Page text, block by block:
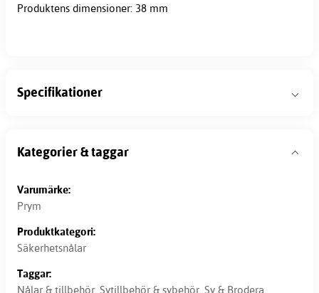
Produktens dimensioner: 38 mm
Specifikationer
Kategorier & taggar
Varumärke:
Prym
Produktkategori:
Säkerhetsnålar
Taggar:
Nålar & tillbehör, Sytillbehör & sybehör, Sy & Brodera,